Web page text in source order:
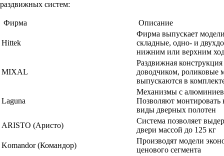
раздвижных систем:
Фирма Описание
Hittek
Фирма выпускает
складные, одно- и
нижним или верхним
MIXAL
Раздвижная
доводчиком, роликовые
выпускаются в
Laguna
Механизмы с
Позволяют
виды дверных полотен
ARISTO (Аристо)
Система позволяет
двери массой до 125 кг
Komandor (Командор)
Производят модели
ценового сегмента